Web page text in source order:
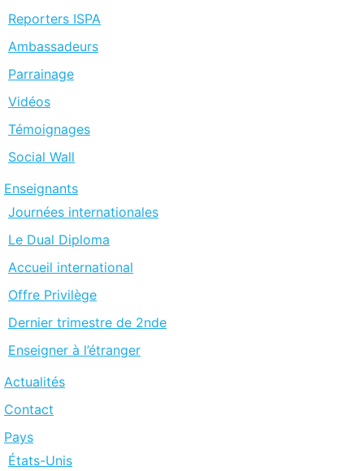
Reporters ISPA
Ambassadeurs
Parrainage
Vidéos
Témoignages
Social Wall
Enseignants
Journées internationales
Le Dual Diploma
Accueil international
Offre Privilège
Dernier trimestre de 2nde
Enseigner à l’étranger
Actualités
Contact
Pays
États-Unis